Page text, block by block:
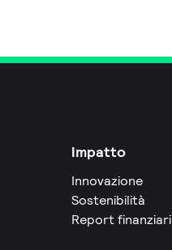
Impatto
Innovazione
Sostenibilità
Report finanziari